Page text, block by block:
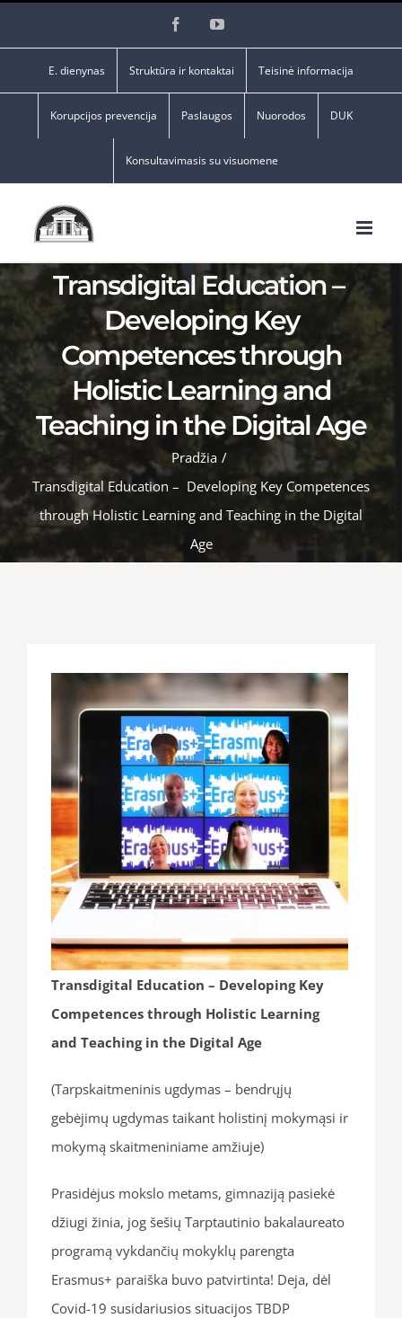
FacebookYouTube
E. dienynas Struktūra ir kontaktai Teisinė informacija
Korupcijos prevencija Paslaugos Nuorodos DUK
Konsultavimasis su visuomene
Transdigital Education –
Developing Key
Competences through
Holistic Learning and
Teaching in the Digital Age
Pradžia /
Transdigital Education – Developing Key Competences
through Holistic Learning and Teaching in the Digital
Age
Transdigital Education – Developing Key
Competences through Holistic Learning
and Teaching in the Digital Age
(Tarpskaitmeninis ugdymas – bendrųjų
gebėjimų ugdymas taikant holistinį mokymąsi ir
mokymą skaitmeniniame amžiuje)
Prasidėjus mokslo metams, gimnaziją pasiekė
džiugi žinia, jog šešių Tarptautinio bakalaureato
programą vykdančių mokyklų parengta
Erasmus+ paraiška buvo patvirtinta! Deja, dėl
Covid-19 susidariusios situacijos TBDP